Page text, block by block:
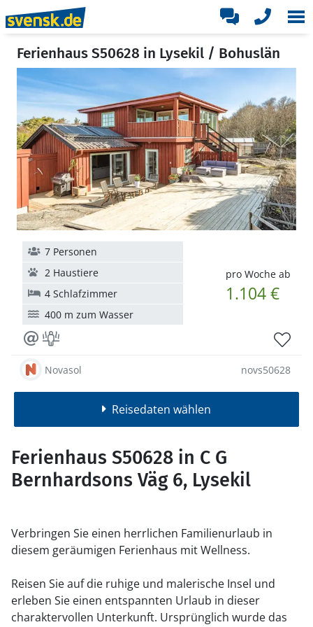
Ferienhaus S50628 in Lysekil / Bohuslän
pro Woche ab
1.104 €
7 Personen
2 Haustiere
4 Schlafzimmer
400 m zum Wasser
Novasol novs50628
Reisedaten wählen
Ferienhaus S50628 in C G
Bernhardsons Väg 6, Lysekil
Verbringen Sie einen herrlichen Familienurlaub in
diesem geräumigen Ferienhaus mit Wellness.
Reisen Sie auf die ruhige und malerische Insel und
erleben Sie einen entspannten Urlaub in dieser
charaktervollen Unterkunft. Ursprünglich wurde das